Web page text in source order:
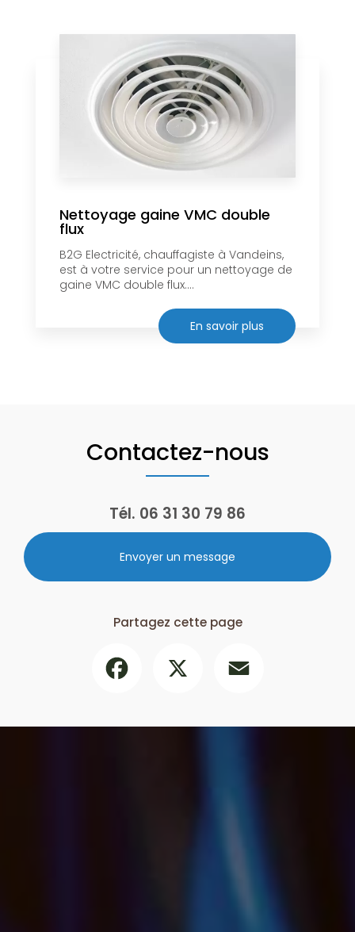
Nettoyage gaine VMC double
flux
B2G Electricité, chauffagiste à Vandeins,
est à votre service pour un nettoyage de
gaine VMC double flux....
En savoir plus
Contactez-nous
Tél. 06 31 30 79 86
Envoyer un message
Partagez cette page